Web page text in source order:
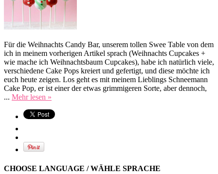
Für die Weihnachts Candy Bar, unserem tollen Swee Table von dem
ich in meinem vorherigen Artikel sprach (Weihnachts Cupcakes +
wie mache ich Weihnachtsbaum Cupcakes), habe ich natürlich viele,
verschiedene Cake Pops kreiert und gefertigt, und diese möchte ich
euch heute zeigen. Los geht es mit meinem Lieblings Schneemann
Cake Pop, er ist einer der etwas grimmigeren Sorte, aber dennoch,
... Mehr lesen »
CHOOSE LANGUAGE / WÄHLE SPRACHE